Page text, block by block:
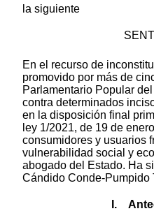
la siguiente
En el recurso de
promovido por más de
Parlamentario Popular
contra determinados
en la disposición final
ley 1/2021, de 19 de
consumidores y usuarios
vulnerabilidad social y
abogado del Estado. Ha
Cándido Conde-Pumpido
I.